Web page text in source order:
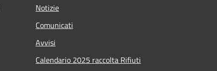
Notizie
Comunicati
Avvisi
Calendario 2025 raccolta Rifiuti